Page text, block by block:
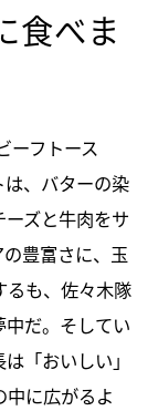
食べま
ーフトース
は、バターの染
ズと牛肉をサ
豊富さに、玉
るも、佐々木隊
だ。そしてい
「おいしい」
中に広がるよ